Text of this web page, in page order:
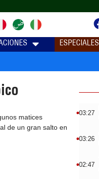
ESPECIALES
matices
de un gran salto en
03:27
03:26
02:47